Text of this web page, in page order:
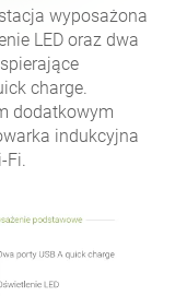
wyposażona
LED oraz dwa
charge.
dodatkowym
indukcyjna
Fi.